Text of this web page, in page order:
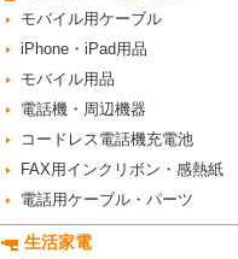
モバイル用ケーブル
iPhone・iPad用品
モバイル用品
電話機・周辺機器
コードレス電話機充電池
FAX用インクリボン・感熱紙
電話用ケーブル・パーツ
生活家電